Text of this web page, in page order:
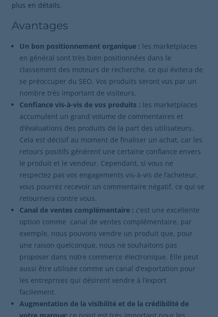
plus en détails.
Avantages
Un bon positionnement organique : les marketplaces
en général sont très bien positionnées dans le
classement des moteurs de recherche, ce qui évitera de
se préoccuper du SEO. Vos produits seront vus par un
nombre très important de visiteurs.
Confiance vis-à-vis de vos produits : les marketplaces
accumulent un grand volume de commentaires et
d’évaluations des produits de la part des utilisateurs.
Cela est décisif au moment de finaliser un achat, car les
retours positifs génèrent une certaine confiance envers
le produit et le vendeur. Cependant, si vous ne
respectez pas vos engagements vis-à-vis de l’acheteur,
vous pourrez recevoir un commentaire négatif, ce qui se
retournera contre vous.
Canal de ventes complémentaire : c’est une excellente
option comme canal de ventes complémentaire, par
exemple, nous pouvons vendre un produit que, pour
une raison quelconque, nous ne souhaitons pas
proposer dans notre commerce électronique. Elle peut
aussi être utilisée comme un canal d’exportation pour
les entreprises qui désirent vendre à l’export
facilement.
Augmentation de la visibilité et de la crédibilité de